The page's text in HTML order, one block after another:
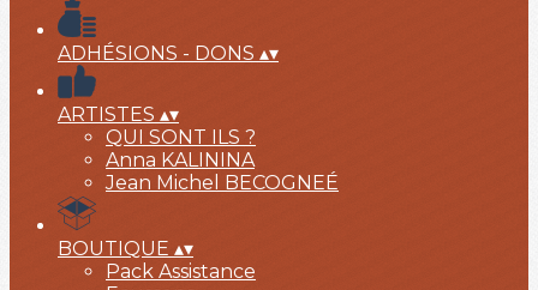
ADHÉSIONS - DONS ▴▾
ARTISTES ▴▾
QUI SONT ILS ?
Anna KALININA
Jean Michel BECOGNEÉ
BOUTIQUE ▴▾
Pack Assistance